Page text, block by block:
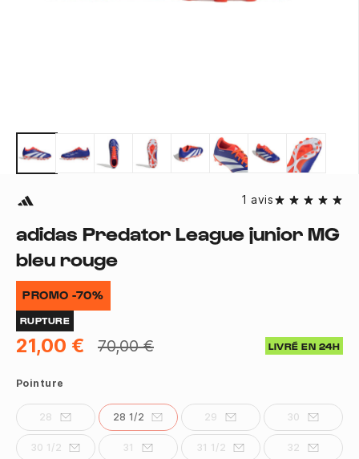
1 avis
adidas Predator League junior MG
bleu rouge
PROMO -70%
RUPTURE
21,00 € 70,00 € LIVRÉ EN 24H
Pointure
28 28 1/2 29 30
30 1/2 31 31 1/2 32